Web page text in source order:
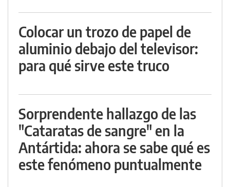
Colocar un trozo de papel de
aluminio debajo del televisor:
para qué sirve este truco
Sorprendente hallazgo de las
"Cataratas de sangre" en la
Antártida: ahora se sabe qué es
este fenómeno puntualmente